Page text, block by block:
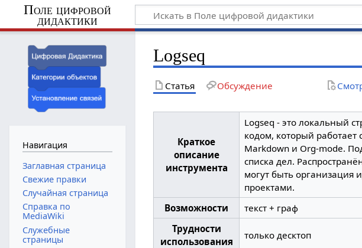
Поле цифровой
дидактики
Logseq
Статья Обсуждение
Краткое
описание
инструмента
Logseq - это локальный
кодом, который
Markdown и Org-mode.
списка дел.
могут быть организация
проектами.
Возможности
текст + граф
Трудности
использования
только десктоп
Навигация
Заглавная страница
Свежие правки
Случайная страница
Справка по
MediaWiki
Служебные
страницы